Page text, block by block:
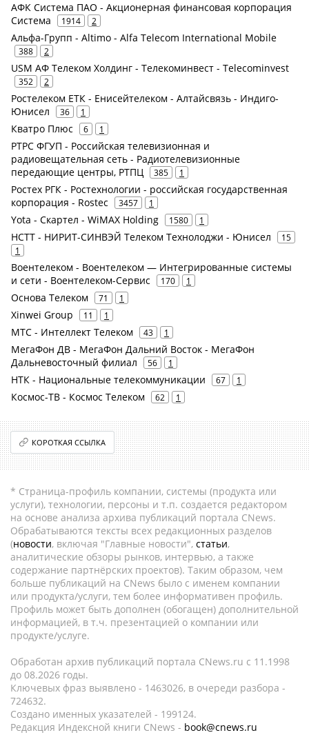
АФК Система ПАО - Акционерная финансовая корпорация
Система
1914 2
Альфа-Групп - Altimo - Alfa Telecom International Mobile
388 2
USM АФ Телеком Холдинг - Телекоминвест - Telecominvest
352 2
Ростелеком ЕТК - Енисейтелеком - Алтайсвязь - Индиго-
Юнисел
36 1
Кватро Плюс 6 1
РТРС ФГУП - Российская телевизионная и
радиовещательная сеть - Радиотелевизионные
передающие центры, РТПЦ
385 1
Ростех РГК - Ростехнологии - российская государственная
корпорация - Rostec
3457 1
Yota - Скартел - WiMAX Holding 1580 1
НСТТ - НИРИТ-СИНВЭЙ Телеком Технолоджи - Юнисел
15
1
Воентелеком - Воентелеком — Интегрированные системы
и сети - Воентелеком-Сервис
170 1
Основа Телеком 71 1
Xinwei Group 11 1
МТС - Интеллект Телеком 43 1
МегаФон ДВ - МегаФон Дальний Восток - МегаФон
Дальневосточный филиал
56 1
НТК - Национальные телекоммуникации 67 1
Космос-ТВ - Космос Телеком 62 1
КОРОТКАЯ ССЫЛКА
* Страница-профиль компании, системы (продукта или
услуги), технологии, персоны и т.п. создается редактором
на основе анализа архива публикаций портала CNews.
Обрабатываются тексты всех редакционных разделов
(новости, включая "Главные новости", статьи,
аналитические обзоры рынков, интервью, а также
содержание партнёрских проектов). Таким образом, чем
больше публикаций на CNews было с именем компании
или продукта/услуги, тем более информативен профиль.
Профиль может быть дополнен (обогащен) дополнительной
информацией, в т.ч. презентацией о компании или
продукте/услуге.
Обработан архив публикаций портала CNews.ru c 11.1998
до 08.2026 годы.
Ключевых фраз выявлено - 1463026, в очереди разбора -
724632.
Создано именных указателей - 199124.
Редакция Индексной книги CNews - book@cnews.ru